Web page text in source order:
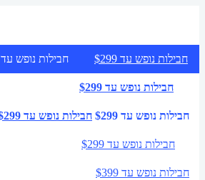
חבילות נופש עד $299 חבילות נופש עד $299
חבילות נופש עד $299
חבילות נופש עד $299 חבילות נופש עד $299
חבילות נופש עד $299
חבילות נופש עד $399